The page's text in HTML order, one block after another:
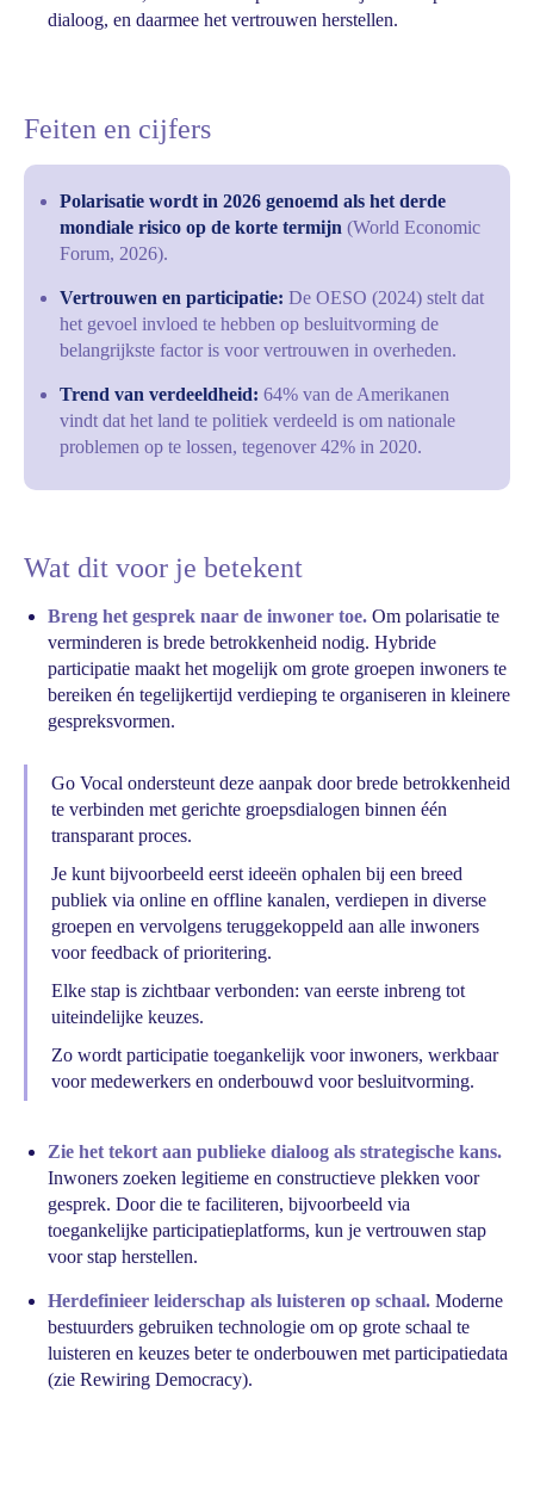
dialoog, en daarmee het vertrouwen herstellen.
Feiten en cijfers
Polarisatie wordt in 2026 genoemd als het derde
mondiale risico op de korte termijn (World Economic
Forum, 2026).
Vertrouwen en participatie: De OESO (2024) stelt dat
het gevoel invloed te hebben op besluitvorming de
belangrijkste factor is voor vertrouwen in overheden.
Trend van verdeeldheid: 64% van de Amerikanen
vindt dat het land te politiek verdeeld is om nationale
problemen op te lossen, tegenover 42% in 2020.
Wat dit voor je betekent
Breng het gesprek naar de inwoner toe. Om polarisatie te
verminderen is brede betrokkenheid nodig. Hybride
participatie maakt het mogelijk om grote groepen inwoners te
bereiken én tegelijkertijd verdieping te organiseren in kleinere
gespreksvormen.
Go Vocal ondersteunt deze aanpak door brede betrokkenheid
te verbinden met gerichte groepsdialogen binnen één
transparant proces.
Je kunt bijvoorbeeld eerst ideeën ophalen bij een breed
publiek via online en offline kanalen, verdiepen in diverse
groepen en vervolgens teruggekoppeld aan alle inwoners
voor feedback of prioritering.
Elke stap is zichtbaar verbonden: van eerste inbreng tot
uiteindelijke keuzes.
Zo wordt participatie toegankelijk voor inwoners, werkbaar
voor medewerkers en onderbouwd voor besluitvorming.
Zie het tekort aan publieke dialoog als strategische kans.
Inwoners zoeken legitieme en constructieve plekken voor
gesprek. Door die te faciliteren, bijvoorbeeld via
toegankelijke participatieplatforms, kun je vertrouwen stap
voor stap herstellen.
Herdefinieer leiderschap als luisteren op schaal. Moderne
bestuurders gebruiken technologie om op grote schaal te
luisteren en keuzes beter te onderbouwen met participatiedata
(zie Rewiring Democracy).